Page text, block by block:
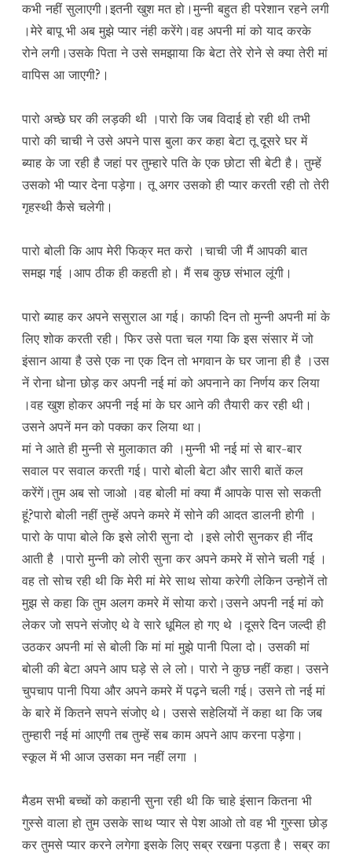
कभी नहीं सुलाएगी।इतनी खुश मत हो।मुन्नी बहुत ही परेशान रहने लगी
।मेरे बापू भी अब मुझे प्यार नंही करेंगे।वह अपनी मां को याद करके
रोने लगी।उसके पिता ने उसे समझाया कि बेटा तेरे रोने से क्या तेरी मां
वापिस आ जाएगी?।
पारो अच्छे घर की लड़की थी ।पारो कि जब विदाई हो रही थी तभी
पारो की चाची ने उसे अपने पास बुला कर कहा बेटा तू दूसरे घर में
ब्याह के जा रही है जहां पर तुम्हारे पति के एक छोटा सी बेटी है। तुम्हें
उसको भी प्यार देना पड़ेगा। तू अगर उसको ही प्यार करती रही तो तेरी
गृहस्थी कैसे चलेगी।
पारो बोली कि आप मेरी फिक्र मत करो ।चाची जी मैं आपकी बात
समझ गई ।आप ठीक ही कहती हो। मैं सब कुछ संभाल लूंगी।
पारो ब्याह कर अपने ससुराल आ गई। काफी दिन तो मुन्नी अपनी मां के
लिए शोक करती रही। फिर उसे पता चल गया कि इस संसार में जो
इंसान आया है उसे एक ना एक दिन तो भगवान के घर जाना ही है ।उस
नें रोना धोना छोड़ कर अपनी नई मां को अपनाने का निर्णय कर लिया
।वह खुश होकर अपनी नई मां के घर आने की तैयारी कर रही थी।
उसने अपनें मन को पक्का कर लिया था।
मां ने आते ही मुन्नी से मुलाकात की ।मुन्नी भी नई मां से बार-बार
सवाल पर सवाल करती गई। पारो बोली बेटा और सारी बातें कल
करेंगें।तुम अब सो जाओ ।वह बोली मां क्या मैं आपके पास सो सकती
हूं?पारो बोली नहीं तुम्हें अपने कमरे में सोने की आदत डालनी होगी ।
पारो के पापा बोले कि इसे लोरी सुना दो ।इसे लोरी सुनकर ही नींद
आती है ।पारो मुन्नी को लोरी सुना कर अपने कमरे में सोने चली गई ।
वह तो सोच रही थी कि मेरी मां मेरे साथ सोया करेगी लेकिन उन्होनें तो
मुझ से कहा कि तुम अलग कमरे में सोया करो।उसने अपनी नई मां को
लेकर जो सपने संजोए थे वे सारे धूमिल हो गए थे ।दूसरे दिन जल्दी ही
उठकर अपनी मां से बोली कि मां मां मुझे पानी पिला दो। उसकी मां
बोली की बेटा अपने आप घड़े से ले लो। पारो ने कुछ नहीं कहा। उसने
चुपचाप पानी पिया और अपने कमरे में पढ़ने चली गई। उसने तो नई मां
के बारे में कितने सपने संजोए थे। उससे सहेलियों नें कहा था कि जब
तुम्हारी नई मां आएगी तब तुम्हें सब काम अपने आप करना पड़ेगा।
स्कूल में भी आज उसका मन नहीं लगा ।
मैडम सभी बच्चों को कहानी सुना रही थी कि चाहे इंसान कितना भी
गुस्से वाला हो तुम उसके साथ प्यार से पेश आओ तो वह भी गुस्सा छोड़
कर तुमसे प्यार करने लगेगा इसके लिए सब्र रखना पड़ता है। सब्र का